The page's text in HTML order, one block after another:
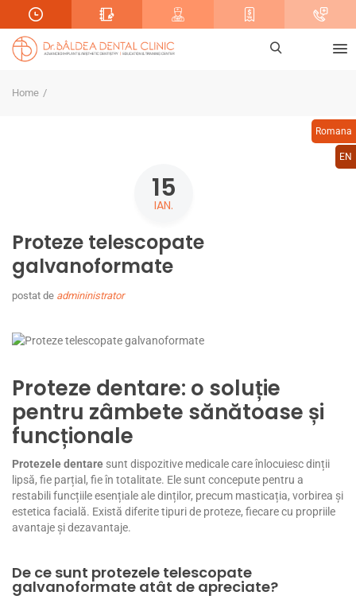
Romana
EN
Home
15
IAN.
Proteze telescopate
galvanoformate
postat de admininistrator
Proteze dentare: o soluție
pentru zâmbete sănătoase și
funcționale
Protezele dentare sunt dispozitive medicale care înlocuiesc dinții
lipsă, fie parțial, fie în totalitate. Ele sunt concepute pentru a
restabili funcțiile esențiale ale dinților, precum masticația, vorbirea și
estetica facială. Există diferite tipuri de proteze, fiecare cu propriile
avantaje și dezavantaje.
De ce sunt protezele telescopate
galvanoformate atât de apreciate?